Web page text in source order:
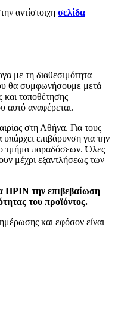
αντίστοιχη σελίδα
με τη διαθεσιμότητα
θα συμφωνήσουμε μετά
και τοποθέτησης
αυτό αναφέρεται.
στη Αθήνα. Για τους
επιβάρυνση για την
τμήμα παραδόσεων. Όλες
μέχρι εξαντλήσεως των
ΠΡΙΝ την επιβεβαίωση
του προϊόντος.
και εφόσον είναι